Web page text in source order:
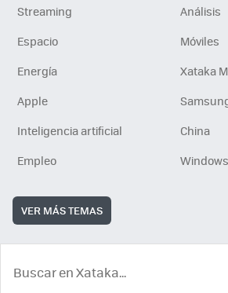
Streaming
Análisis
Espacio
Móviles
Energía
Xataka
Apple
Inteligencia artificial
China
Empleo
Windows
VER MÁS TEMAS